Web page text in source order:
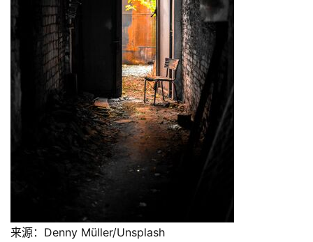
来源：Denny Müller/Unsplash